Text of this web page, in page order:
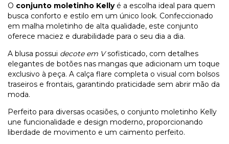
O conjunto moletinho Kellyé a escolha ideal para quem
busca conforto e estilo em um único look. Confeccionado
em malha moletinho de alta qualidade, este conjunto
oferece maciez e durabilidade para o seu dia a dia.
A blusa possui decote em Vsofisticado, com detalhes
elegantes de botões nas mangas que adicionam um toque
exclusivo à peça. A calça flare completa o visual com bolsos
traseiros e frontais, garantindo praticidade sem abrir mão da
moda.
Perfeito para diversas ocasiões, o conjunto moletinho Kelly
une funcionalidade e design moderno, proporcionando
liberdade de movimento e um caimento perfeito.